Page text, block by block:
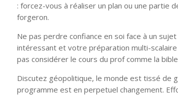
: forcez-vous à réaliser un plan ou une partie
forgeron.
Ne pas perdre confiance en soi face à un
intéressant et votre préparation multi-
pas considérer le cours du prof comme la
Discutez géopolitique, le monde est tissé de
programme est en perpetuel changement.